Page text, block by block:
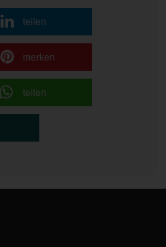
teilen
merken
teilen